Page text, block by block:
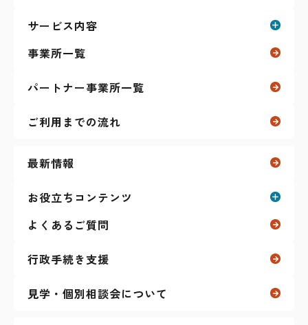
サービス内容
その他のサービス
ティーンズ（放課後等デイサービス）
マイナーリーグ（障害者雇用 求人サイト）
事業所一覧
パートナー事業所一覧
ご利用までの流れ
最新情報
お役立ちコンテンツ
よくあるご質問
行政手続き支援
見学・個別相談会について